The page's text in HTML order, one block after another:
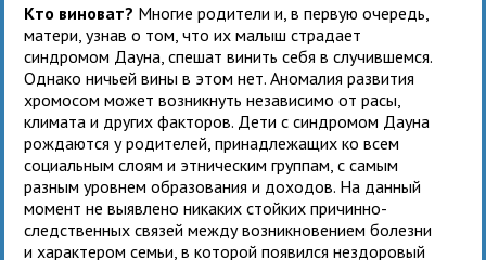
Кто виноват? Многие родители и, в первую очередь,
матери, узнав о том, что их малыш страдает
синдромом Дауна, спешат винить себя в случившемся.
Однако ничьей вины в этом нет. Аномалия развития
хромосом может возникнуть независимо от расы,
климата и других факторов. Дети с синдромом Дауна
рождаются у родителей, принадлежащих ко всем
социальным слоям и этническим группам, с самым
разным уровнем образования и доходов. На данный
момент не выявлено никаких стойких причинно-
следственных связей между возникновением болезни
и характером семьи, в которой появился нездоровый